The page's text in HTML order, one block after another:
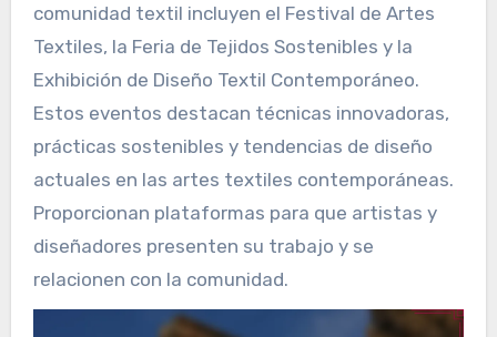
comunidad textil incluyen el Festival de Artes
Textiles, la Feria de Tejidos Sostenibles y la
Exhibición de Diseño Textil Contemporáneo.
Estos eventos destacan técnicas innovadoras,
prácticas sostenibles y tendencias de diseño
actuales en las artes textiles contemporáneas.
Proporcionan plataformas para que artistas y
diseñadores presenten su trabajo y se
relacionen con la comunidad.